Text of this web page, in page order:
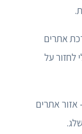
אתרים
לחזור על
- אזור אתרים